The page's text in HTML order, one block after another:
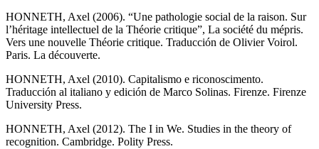
HONNETH, Axel (2006). “Une pathologie social de la raison. Sur
l’héritage intellectuel de la Théorie critique”, La société du mépris.
Vers une nouvelle Théorie critique. Traducción de Olivier Voirol.
Paris. La découverte.
HONNETH, Axel (2010). Capitalismo e riconoscimento.
Traducción al italiano y edición de Marco Solinas. Firenze. Firenze
University Press.
HONNETH, Axel (2012). The I in We. Studies in the theory of
recognition. Cambridge. Polity Press.